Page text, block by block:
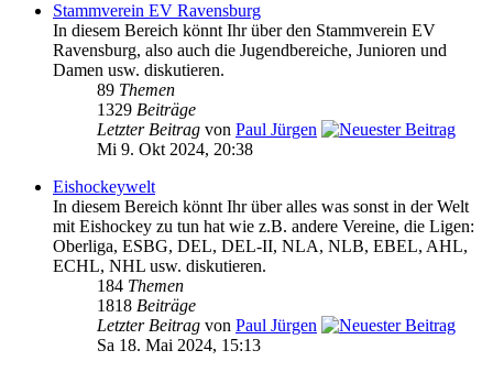
Stammverein EV Ravensburg
In diesem Bereich könnt Ihr über den Stammverein EV
Ravensburg, also auch die Jugendbereiche, Junioren und
Damen usw. diskutieren.
89 Themen
1329 Beiträge
Letzter Beitrag von Paul Jürgen
Mi 9. Okt 2024, 20:38
Eishockeywelt
In diesem Bereich könnt Ihr über alles was sonst in der Welt
mit Eishockey zu tun hat wie z.B. andere Vereine, die Ligen:
Oberliga, ESBG, DEL, DEL-II, NLA, NLB, EBEL, AHL,
ECHL, NHL usw. diskutieren.
184 Themen
1818 Beiträge
Letzter Beitrag von Paul Jürgen
Sa 18. Mai 2024, 15:13